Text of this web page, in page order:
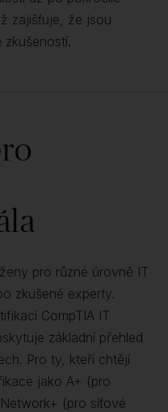
zajišťuje, že jsou
pro různé úrovně IT
zkušené experty.
CompTIA IT
základní přehled
Pro ty, kteří chtějí
jako A+ (pro
(pro síťové